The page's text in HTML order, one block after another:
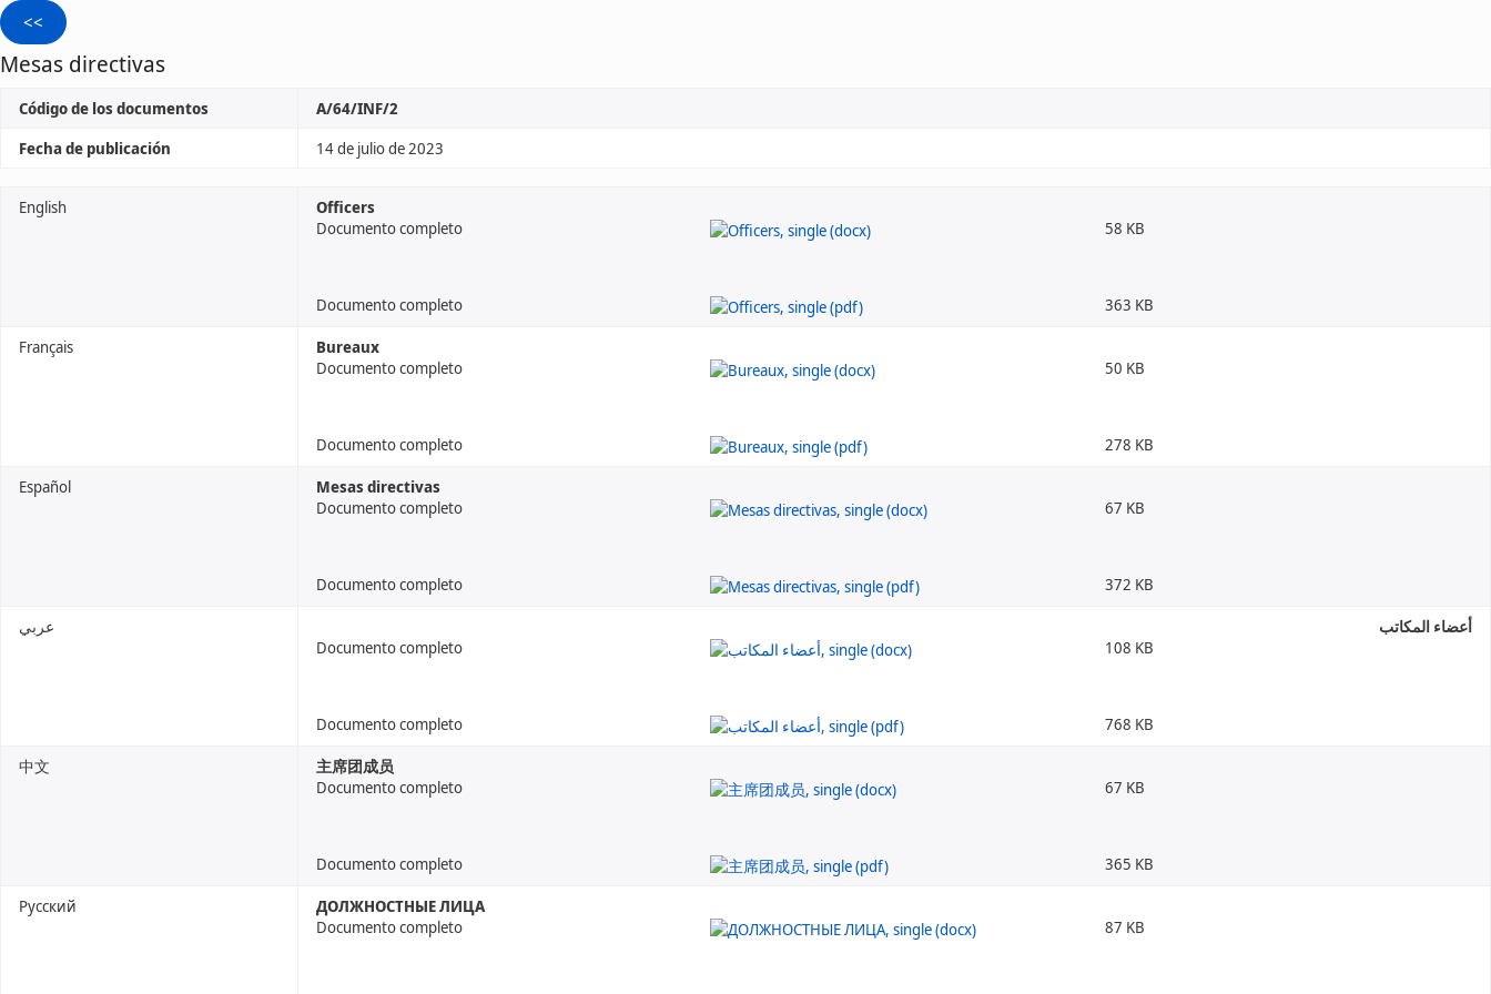
Mesas directivas
Código de los documentos
A/64/INF/2
Fecha de publicación
14 de julio de 2023
English
Officers
Documento completo
58 KB
Documento completo 363 KB
Français
Bureaux
Documento completo
50 KB
Documento completo 278 KB
Español
Mesas directivas
Documento completo
67 KB
Documento completo 372 KB
عربي
أعضاء المكاتب
Documento completo
108 KB
Documento completo 768 KB
中文
主席团成员
Documento completo
67 KB
Documento completo 365 KB
Русский
ДОЛЖНОСТНЫЕ ЛИЦА
Documento completo
87 KB